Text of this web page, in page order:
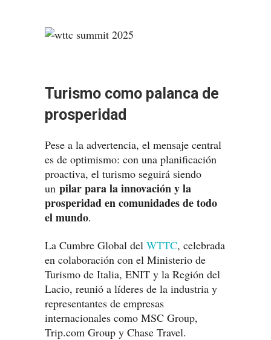
Turismo como palanca de
prosperidad
Pese a la advertencia, el mensaje central
es de optimismo: con una planificación
proactiva, el turismo seguirá siendo
un pilar para la innovación y la
prosperidad en comunidades de todo
el mundo.
La Cumbre Global del WTTC, celebrada
en colaboración con el Ministerio de
Turismo de Italia, ENIT y la Región del
Lacio, reunió a líderes de la industria y
representantes de empresas
internacionales como MSC Group,
Trip.com Group y Chase Travel.